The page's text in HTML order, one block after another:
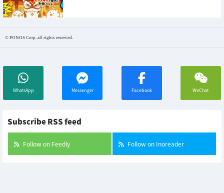
© PONOS Corp. all rights reserved.
WhatsApp Messenger Facebook WeChat
Subscribe RSS feed
Follow on Feedly Follow on Inoreader